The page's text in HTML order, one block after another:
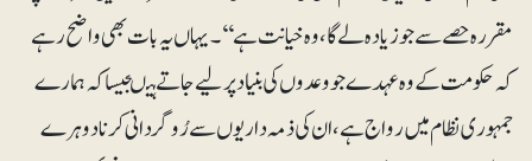
مقرر ہ حصے سے جو زیادہ لے گا، وہ خیانت ہے‘‘۔ یہاں یہ بات بھی واضح رہے
کہ حکومت کے وہ عہدے جو وعدوں کی بنیاد پر لیے جاتے ہیںجیسا کہ ہمارے
جمہوری نظام میں رواج ہے، ان کی ذمہ داریوں سے رُوگردانی کرنادوہرے